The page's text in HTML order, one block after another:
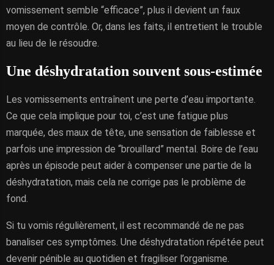
vomissement semble “efficace”, plus il devient un faux
moyen de contrôle. Or, dans les faits, il entretient le trouble
au lieu de le résoudre.
Une déshydratation souvent sous-estimée
Les vomissements entraînent une perte d’eau importante.
Ce que cela implique pour toi, c’est une fatigue plus
marquée, des maux de tête, une sensation de faiblesse et
parfois une impression de “brouillard” mental. Boire de l’eau
après un épisode peut aider à compenser une partie de la
déshydratation, mais cela ne corrige pas le problème de
fond.
Si tu vomis régulièrement, il est recommandé de ne pas
banaliser ces symptômes. Une déshydratation répétée peut
devenir pénible au quotidien et fragiliser l’organisme.